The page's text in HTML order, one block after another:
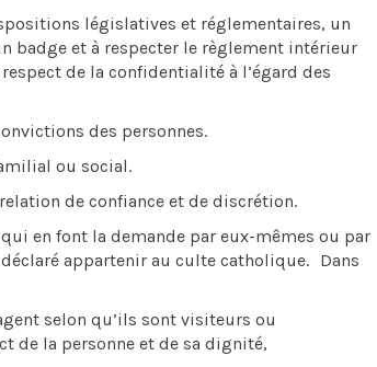
législatives et réglementaires, un
badge et à respecter le règlement intérieur
de la confidentialité à l’égard des
des personnes.
ou social.
de confiance et de discrétion.
en font la demande par eux-mêmes ou par
appartenir au culte catholique. Dans
selon qu’ils sont visiteurs ou
de la personne et de sa dignité,